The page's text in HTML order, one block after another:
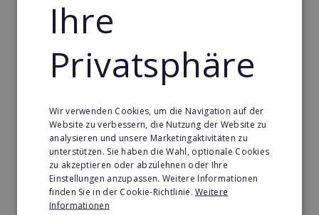
Card Group International
Werden Sie Unternehmer mit einem weltführenden
Franchisesystem!
Min. Eigenkapital:
Ihre
Privatsphäre
Wir verwenden Cookies, um die Navigation auf der
Website zu verbessern, die Nutzung der Website zu
analysieren und unsere Marketingaktivitäten zu
unterstützen. Sie haben die Wahl, optionale Cookies
zu akzeptieren oder abzulehnen oder Ihre
Einstellungen anzupassen. Weitere Informationen
finden Sie in der Cookie-Richtlinie.Weitere
Informationen